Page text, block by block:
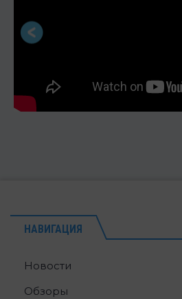
НАВИГАЦИЯ
Новости
Обзоры